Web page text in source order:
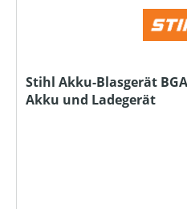
Stihl Akku-Blasgerät
Akku und Ladegerät